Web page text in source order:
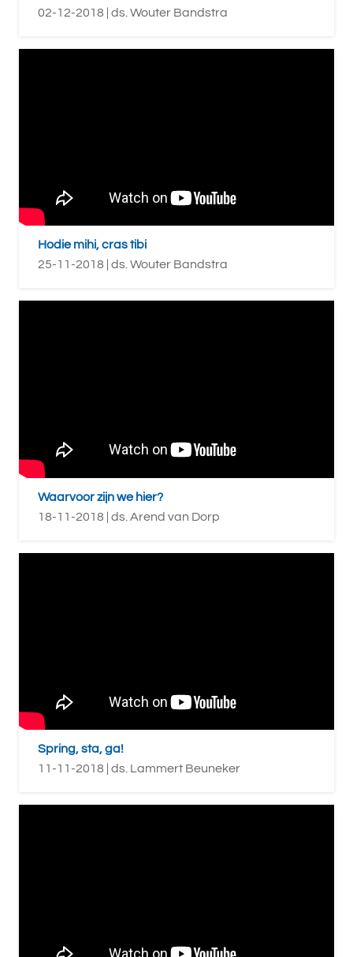
02-12-2018 | ds. Wouter Bandstra
Hodie mihi, cras tibi
25-11-2018 | ds. Wouter Bandstra
Waarvoor zijn we hier?
18-11-2018 | ds. Arend van Dorp
Spring, sta, ga!
11-11-2018 | ds. Lammert Beuneker